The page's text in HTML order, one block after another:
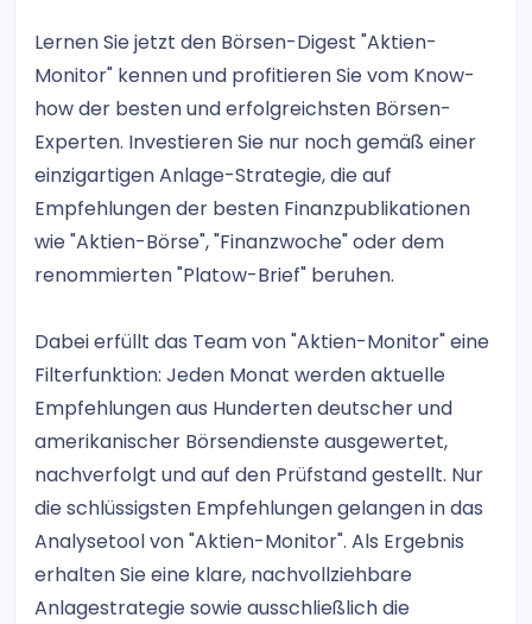
Lernen Sie jetzt den Börsen-Digest "Aktien-
Monitor" kennen und profitieren Sie vom Know-
how der besten und erfolgreichsten Börsen-
Experten. Investieren Sie nur noch gemäß einer
einzigartigen Anlage-Strategie, die auf
Empfehlungen der besten Finanzpublikationen
wie "Aktien-Börse", "Finanzwoche" oder dem
renommierten "Platow-Brief" beruhen.
Dabei erfüllt das Team von "Aktien-Monitor" eine
Filterfunktion: Jeden Monat werden aktuelle
Empfehlungen aus Hunderten deutscher und
amerikanischer Börsendienste ausgewertet,
nachverfolgt und auf den Prüfstand gestellt. Nur
die schlüssigsten Empfehlungen gelangen in das
Analysetool von "Aktien-Monitor". Als Ergebnis
erhalten Sie eine klare, nachvollziehbare
Anlagestrategie sowie ausschließlich die